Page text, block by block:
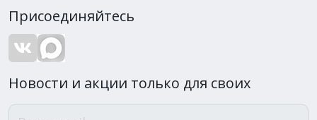
Присоединяйтесь
Новости и акции только для своих